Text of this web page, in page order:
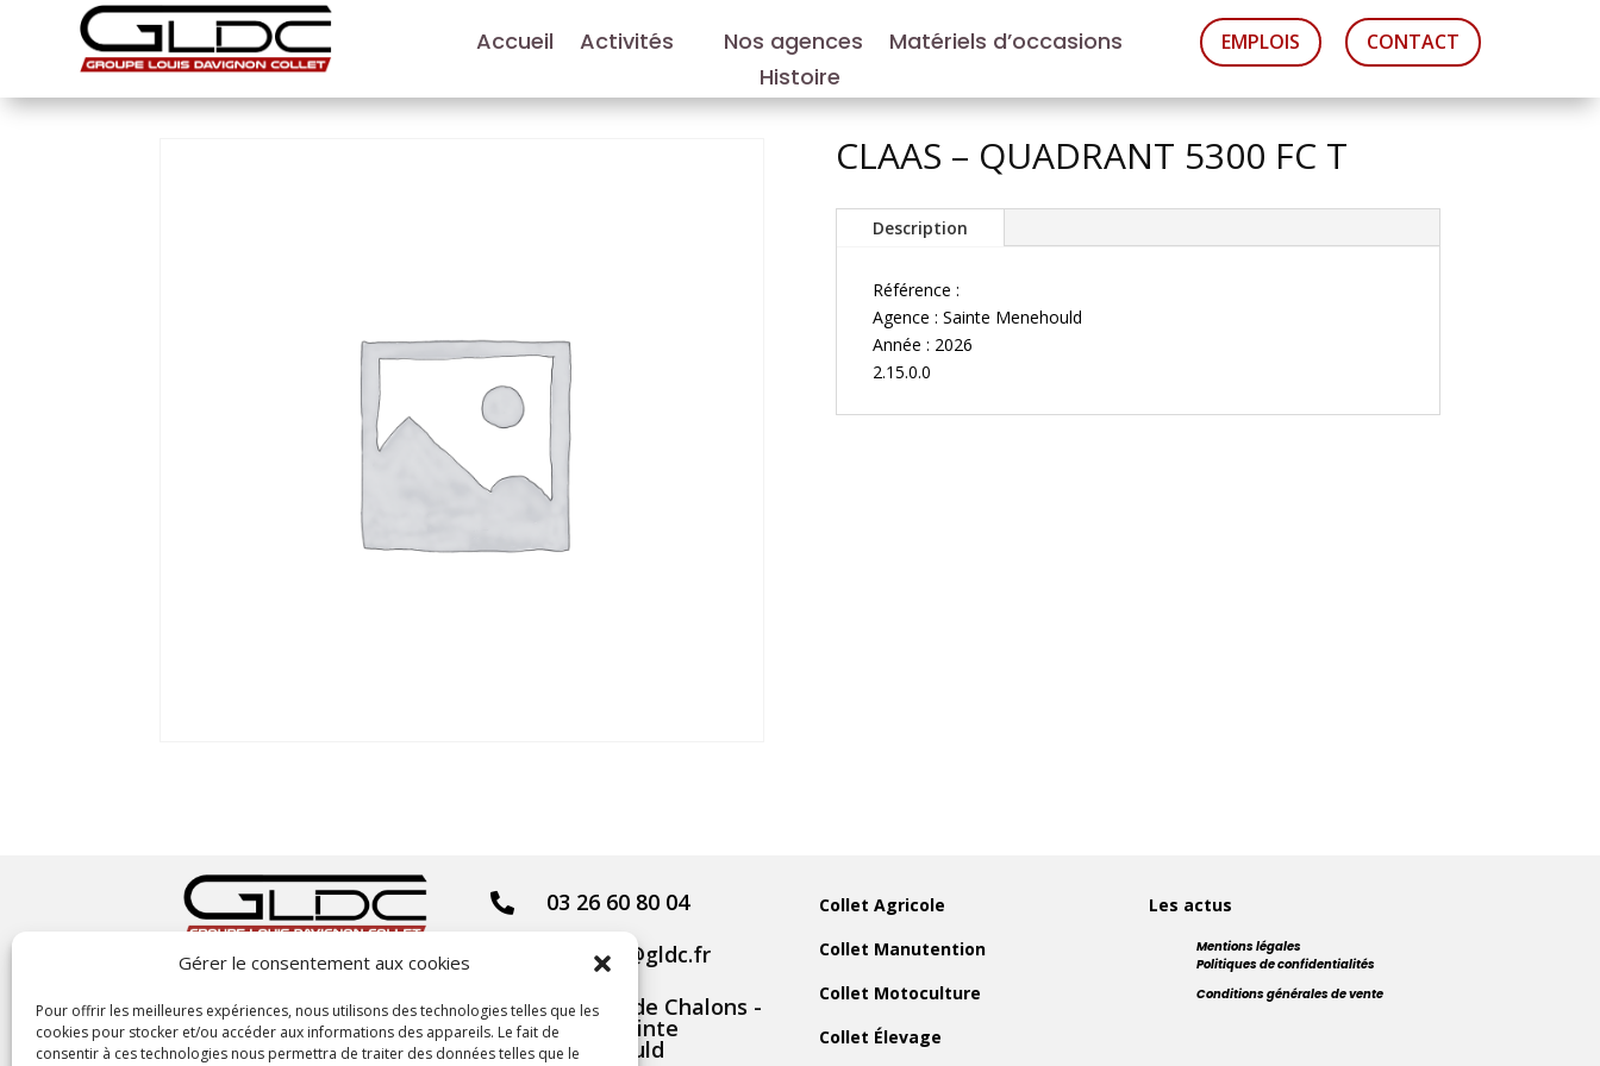
Gérer le consentement aux cookies
Pour offrir les meilleures expériences, nous utilisons des technologies telles que les
cookies pour stocker et/ou accéder aux informations des appareils. Le fait de
consentir à ces technologies nous permettra de traiter des données telles que le
Accueil Activités Nos agences
Matériels d’occasions
Histoire
EMPLOIS CONTACT
CLAAS – QUADRANT 5300 FC T
Description
Référence :
Agence : Sainte Menehould
Année : 2026
2.15.0.0
 03 26 60 80 04
contact@gldc.fr
 5 Route de Chalons -
51800 Sainte
Menehould
Collet Agricole
Collet Manutention
Collet Motoculture
Collet Élevage
Les actus
Mentions légales
Politiques de confidentialités
Conditions générales de vente